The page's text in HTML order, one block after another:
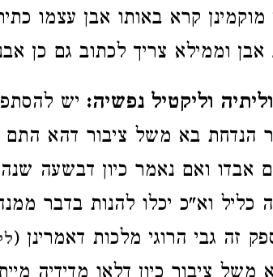
מוקמינן קרא באותו אבן עצמו
וממילא צריך לכתוב גם כן
וליקטיל נפשיה: יש
הנדחת בא משל ציבור דהא
ואם נאמר כיון דבשעה
וא"כ יכלו להנות בדבר ממנה
זה גבי הרוגי מלכות דאמרינן (